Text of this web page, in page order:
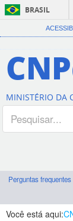
BRASIL
MINISTÉRIO DA
Perguntas frequentes
Você está aqui: